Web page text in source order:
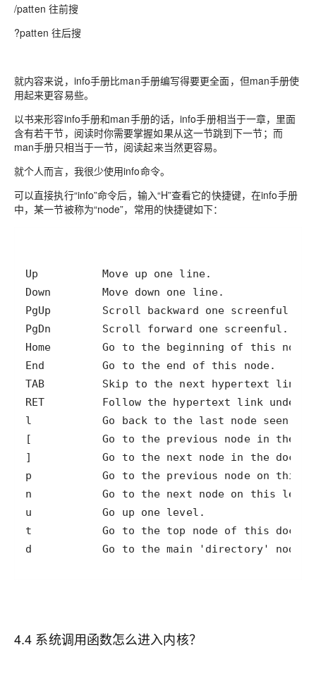
/patten 往前搜
?patten 往后搜
就内容来说，info手册比man手册编写得要更全面，但man手册使
用起来更容易些。
以书来形容info手册和man手册的话，info手册相当于一章，里面
含有若干节，阅读时你需要掌握如果从这一节跳到下一节；而
man手册只相当于一节，阅读起来当然更容易。
就个人而言，我很少使用info命令。
可以直接执行“info”命令后，输入“H”查看它的快捷键，在info手册
中，某一节被称为“node”，常用的快捷键如下：
d           Go to the main 'directory' node.
4.4 系统调用函数怎么进入内核？